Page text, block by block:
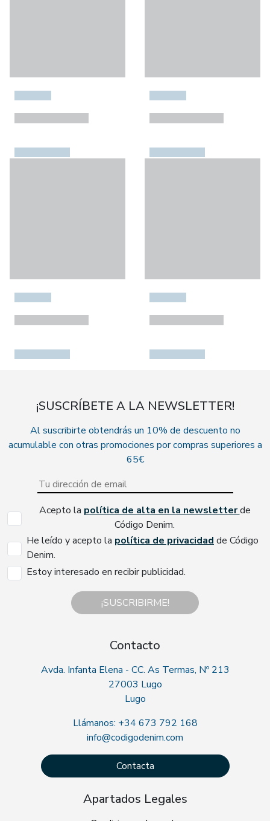
¡SUSCRÍBETE A LA NEWSLETTER!
Al suscribirte obtendrás un 10% de descuento no
acumulable con otras promociones por compras superiores a
65€
Acepto la política de alta en la newsletterde
Código Denim.
He leído y acepto la política de privacidadde Código
Denim.
Estoy interesado en recibir publicidad.
¡SUSCRIBIRME!
Contacto
Avda. Infanta Elena - CC. As Termas, Nº 213
27003 Lugo
Lugo
Llámanos: +34 673 792 168
info@codigodenim.com
Contacta
Apartados Legales